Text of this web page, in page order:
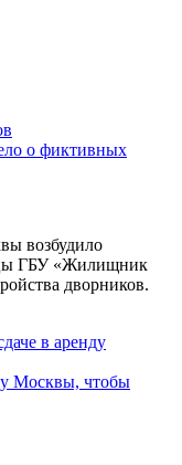
о фиктивных
возбудило
ГБУ «Жилищник
дворников.
Москвы, чтобы